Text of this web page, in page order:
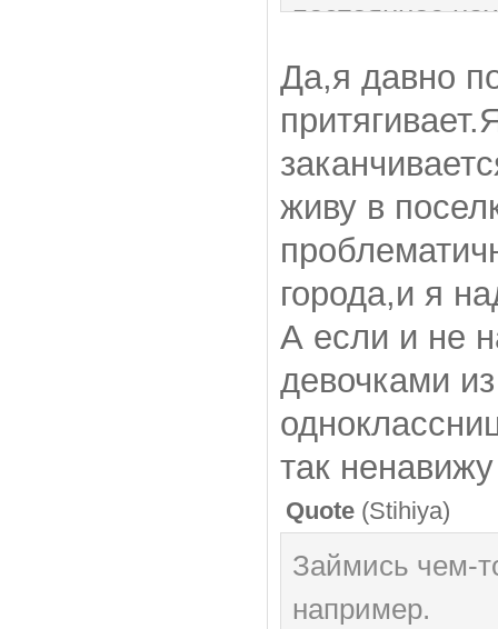
постоянное
Обобщая все
- не думай,
например.
больше
притягивают.
Да,я давно
живу в
города,и я
А если и не
девочками
так
Quote (Stihiya)
Займись чем-
например.